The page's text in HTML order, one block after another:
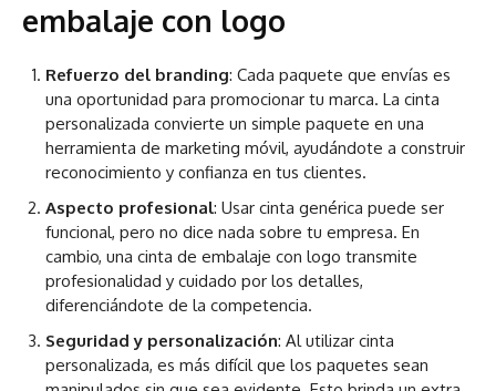
embalaje con logo
Refuerzo del branding: Cada paquete que envías es
una oportunidad para promocionar tu marca. La cinta
personalizada convierte un simple paquete en una
herramienta de marketing móvil, ayudándote a construir
reconocimiento y confianza en tus clientes.
Aspecto profesional: Usar cinta genérica puede ser
funcional, pero no dice nada sobre tu empresa. En
cambio, una cinta de embalaje con logo transmite
profesionalidad y cuidado por los detalles,
diferenciándote de la competencia.
Seguridad y personalización: Al utilizar cinta
personalizada, es más difícil que los paquetes sean